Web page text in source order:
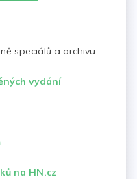
speciálů a archivu
vydání
na HN.cz